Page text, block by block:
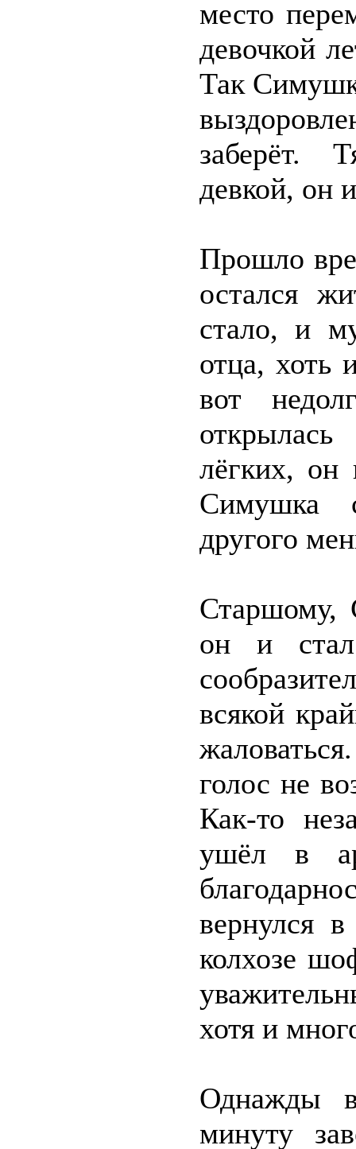
место
девочкой
Так
заберёт.
девкой, он
Прошло
остался
стало, и
отца, хоть
вот
лёгких, он
Симушка
другого
Старшому,
он и
всякой
голос не
Как-то
ушёл в
вернулся
колхозе
хотя и
Однажды
минуту